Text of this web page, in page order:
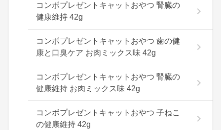
コンボプレゼントキャットおやつ 腎臓の
健康維持 42g
コンボプレゼントキャットおやつ 歯の健
康と口臭ケア お肉ミックス味 42g
コンボプレゼントキャットおやつ 腎臓の
健康維持 お肉ミックス味 42g
コンボプレゼントキャットおやつ 子ねこ
の健康維持 42g